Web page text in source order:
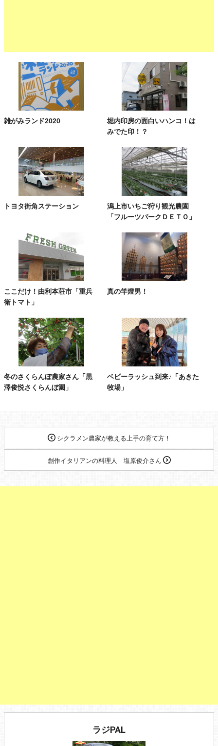
雑がみランド2020
堀内印房の面白いハンコ！は
みでた印！？
トヨタ街角ステーション
潟上市いちご狩り観光農園
「フルーツパークＤＥＴＯ」
ここだけ！由利本荘市「重兵
衛トマト」
真の竿燈男！
冬のさくらんぼ農家さん「黒
澤俊悦さくらんぼ園」
ベビーラッシュ到来♪「あきた
牧場」
シクラメン農家が教える上手の育て方！
創作イタリアンの料理人 塩原俊介さん
ラジPAL